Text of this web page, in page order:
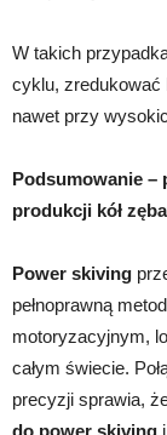
W takich
cyklu, zredukować
nawet przy
Podsumowanie –
produkcji kół
Power skiving
pełnoprawną
motoryzacyjnym,
całym świecie.
precyzji sprawia,
do power skiving